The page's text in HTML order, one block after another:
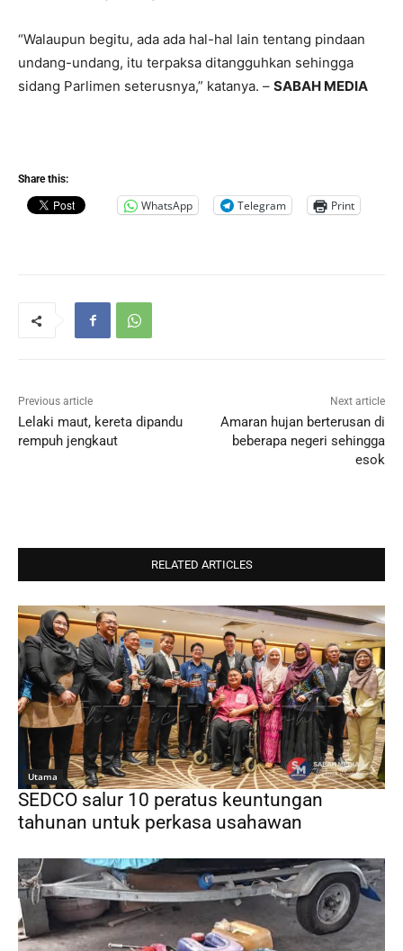
“Walaupun begitu, ada ada hal-hal lain tentang pindaan
undang-undang, itu terpaksa ditangguhkan sehingga
sidang Parlimen seterusnya,” katanya. – SABAH MEDIA
Share this:
WhatsApp Telegram Print
Previous article
Lelaki maut, kereta dipandu
rempuh jengkaut
Next article
Amaran hujan berterusan di
beberapa negeri sehingga
esok
RELATED ARTICLES
Utama
SEDCO salur 10 peratus keuntungan
tahunan untuk perkasa usahawan